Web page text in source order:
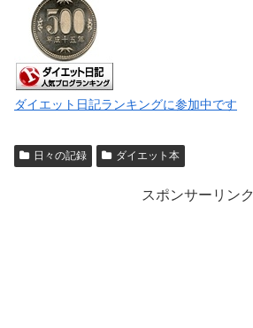
ダイエット日記ランキングに参加中です
日々の記録 ダイエット本
スポンサーリンク